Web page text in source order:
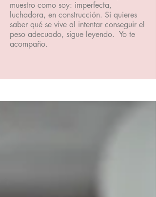
muestro como soy: imperfecta,
luchadora, en construcción. Si quieres
saber qué se vive al intentar conseguir el
peso adecuado, sigue leyendo. Yo te
acompaño.